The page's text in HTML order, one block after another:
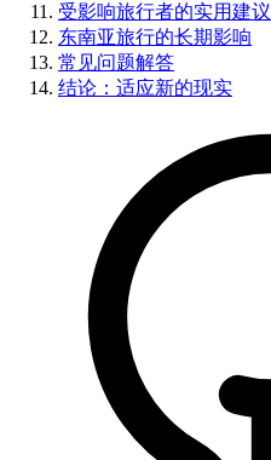
受影响旅行者的实用建议
东南亚旅行的长期影响
常见问题解答
结论：适应新的现实